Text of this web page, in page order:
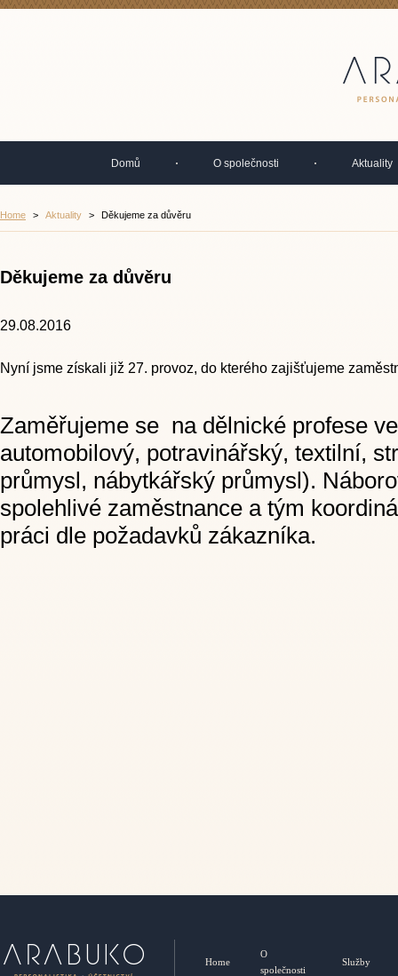
Domů O společnosti Aktuality
Home > Aktuality > Děkujeme za důvěru
Děkujeme za důvěru
29.08.2016
Nyní jsme získali již 27. provoz, do kterého zajišťujeme
Zaměřujeme se na dělnické profese
automobilový, potravinářský, textilní,
průmysl, nábytkářský průmysl).
spolehlivé zaměstnance a tým
práci dle požadavků zákazníka.
Home
O
společnosti
Služby